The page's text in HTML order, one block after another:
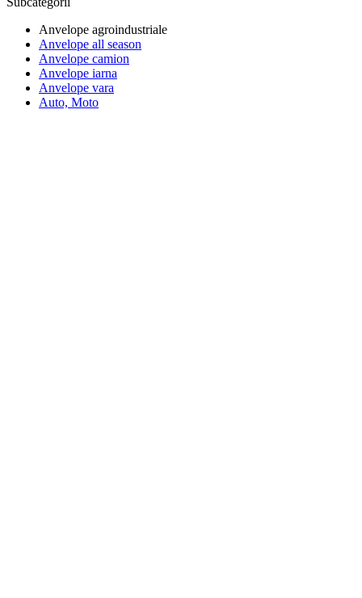
Anvelope agroindustriale
Anvelope all season
Anvelope camion
Anvelope iarna
Anvelope vara
Auto, Moto